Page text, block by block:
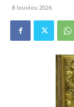
8 Ιουνίου 2026